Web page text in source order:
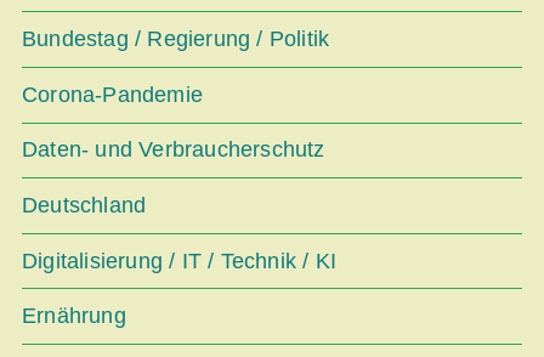
Bundestag / Regierung / Politik
Corona-Pandemie
Daten- und Verbraucherschutz
Deutschland
Digitalisierung / IT / Technik / KI
Ernährung